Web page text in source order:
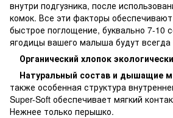
внутри подгузника, после
комок. Все эти факторы
быстрое поглощение, буквально 7-10
ягодицы вашего малыша будут всегда
Органический хлопок
Натуральный состав и дышащие
также особенная структура
Super-Soft обеспечивает мягкий
Нежнее только перышко.